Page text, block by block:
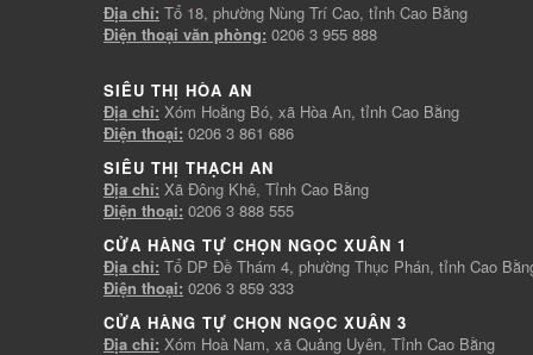
Địa chỉ: Tổ 18, phường Nùng Trí Cao, tỉnh Cao Bằng
Điện thoại văn phòng: 0206 3 955 888
SIÊU THỊ HÒA AN
Địa chỉ: Xóm Hoằng Bó, xã Hòa An, tỉnh Cao Bằng
Điện thoại: 0206 3 861 686
SIÊU THỊ THẠCH AN
Địa chỉ: Xã Đông Khê, Tỉnh Cao Bằng
Điện thoại: 0206 3 888 555
CỬA HÀNG TỰ CHỌN NGỌC XUÂN 1
Địa chỉ: Tổ DP Đề Thám 4, phường Thục Phán, tỉnh Cao
Điện thoại: 0206 3 859 333
CỬA HÀNG TỰ CHỌN NGỌC XUÂN 3
Địa chỉ: Xóm Hoà Nam, xã Quảng Uyên, Tỉnh Cao Bằng